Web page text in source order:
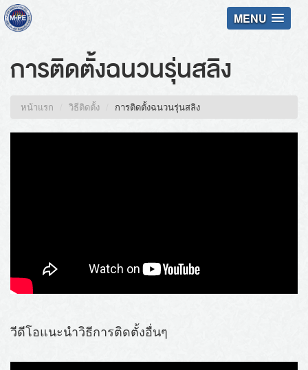
MENU
การติดตั้งฉนวนรุ่นสลิง
หน้าแรก วิธีติดตั้ง การติดตั้งฉนวนรุ่นสลิง
วีดีโอแนะนำวิธีการติดตั้งอื่นๆ